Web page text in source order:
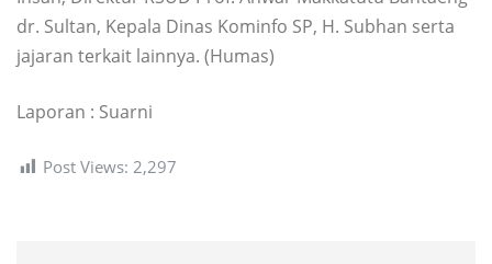
dr. Sultan, Kepala Dinas Kominfo SP, H. Subhan serta
jajaran terkait lainnya. (Humas)
Laporan : Suarni
Post Views: 2,297